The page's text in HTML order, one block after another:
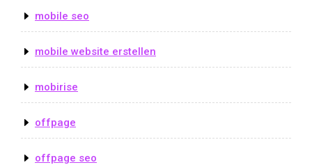
mobile seo
mobile website erstellen
mobirise
offpage
offpage seo